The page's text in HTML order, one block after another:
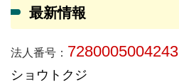
最新情報
法人番号： 7280005004243
ショウトクジ